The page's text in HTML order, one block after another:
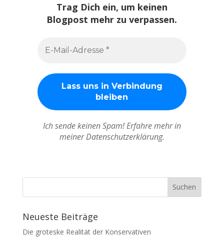
Trag Dich ein, um keinen
Blogpost mehr zu verpassen.
Ich sende keinen Spam! Erfahre mehr in
meiner Datenschutzerklärung.
Neueste Beiträge
Die groteske Realität der Konservativen